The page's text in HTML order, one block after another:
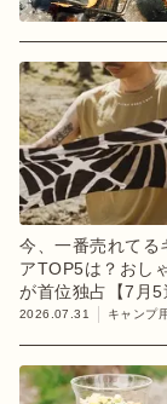
今、一番売れてる
アTOP5は？おし
が首位独占【7月5
グ】
2026.07.31 キャンプ